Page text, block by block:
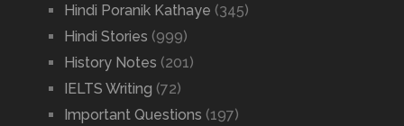
Hindi Poranik Kathaye (345)
Hindi Stories (999)
History Notes (201)
IELTS Writing (72)
Important Questions (197)